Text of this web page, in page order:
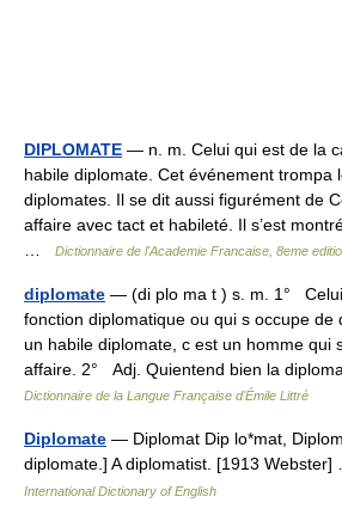
DIPLOMATE — n. m. Celui qui est de la
habile diplomate. Cet événement trompa
diplomates. Il se dit aussi figurément de
affaire avec tact et habileté. Il s’est
…
Dictionnaire de l'Academie Francaise, 8eme
diplomate — (di plo ma t ) s. m. 1°
fonction diplomatique ou qui s occupe
un habile diplomate, c est un homme qui
affaire. 2° Adj. Quientend bien la
Dictionnaire de la Langue Française d'Émile Littré
Diplomate — Diplomat Dip lo*mat,
diplomate.] A diplomatist. [1913
International Dictionary of English